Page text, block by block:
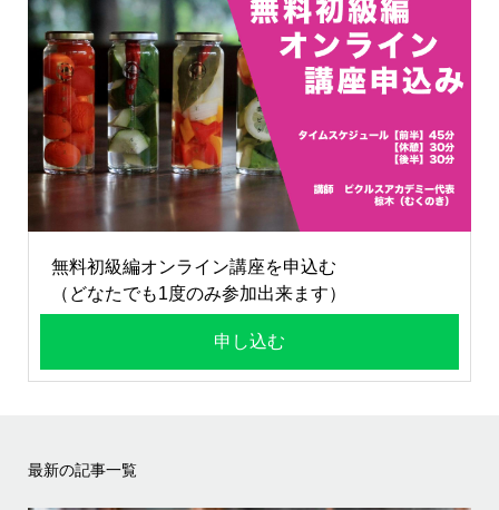
無料初級編オンライン講座を申込む
（どなたでも1度のみ参加出来ます）
申し込む
最新の記事一覧